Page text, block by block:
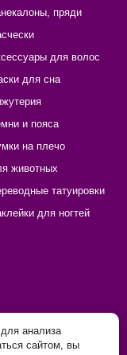
пряди
для волос
для сна
и пояса
на плечо
животных
татуировки
для ногтей
анализа
сайтом, вы